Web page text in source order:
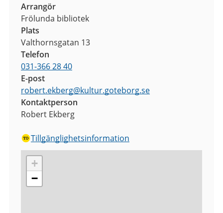
Arrangör
Frölunda bibliotek
Plats
Valthornsgatan 13
Telefon
031-366 28 40
E-post
robert.ekberg@kultur.goteborg.se
Kontaktperson
Robert Ekberg
Tillgänglighetsinformation
+
−